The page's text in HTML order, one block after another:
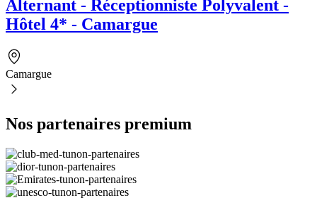
Alternant - Réceptionniste Polyvalent -
Hôtel 4* - Camargue
Camargue
Nos partenaires premium